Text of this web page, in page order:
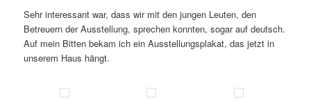
Sehr interessant war, dass wir mit den jungen Leuten, den
Betreuern der Ausstellung, sprechen konnten, sogar auf deutsch.
Auf mein Bitten bekam ich ein Ausstellungsplakat, das jetzt in
unserem Haus hängt.